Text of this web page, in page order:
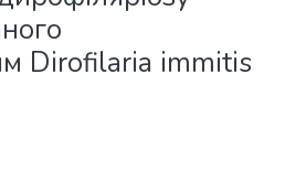
Dirofilaria immitis